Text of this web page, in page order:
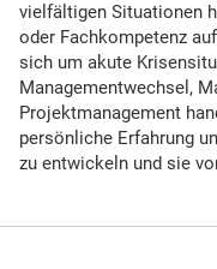
vielfältigen Situationen
oder Fachkompetenz
sich um akute
Managementwechsel,
Projektmanagement
persönliche Erfahrung
zu entwickeln und sie